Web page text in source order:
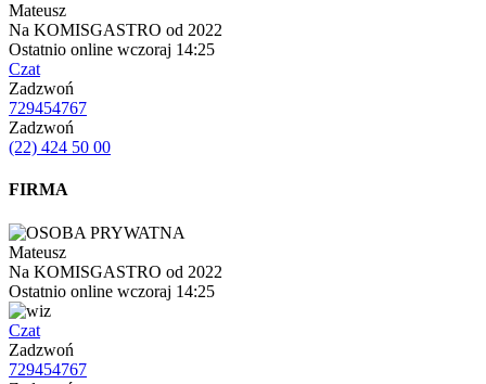
Mateusz
Na KOMISGASTRO od 2022
Ostatnio online wczoraj 14:25
Czat
Zadzwoń
729454767
Zadzwoń
(22) 424 50 00
FIRMA
Mateusz
Na KOMISGASTRO od 2022
Ostatnio online wczoraj 14:25
Czat
Zadzwoń
729454767